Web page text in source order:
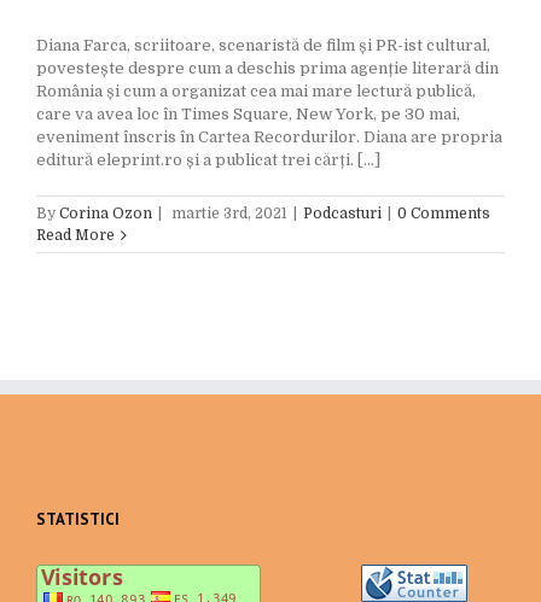
Diana Farca, scriitoare, scenaristă de film și PR-ist cultural,
povestește despre cum a deschis prima agenție literară din
România și cum a organizat cea mai mare lectură publică,
care va avea loc în Times Square, New York, pe 30 mai,
eveniment înscris în Cartea Recordurilor. Diana are propria
editură eleprint.ro și a publicat trei cărți. [...]
By Corina Ozon martie 3rd, 2021 Podcasturi
0 Comments
Read More
STATISTICI